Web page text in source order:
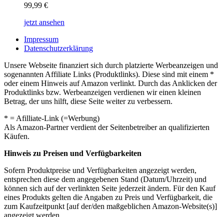
99,99 €
jetzt ansehen
Impressum
Datenschutzerklärung
Unsere Webseite finanziert sich durch platzierte Werbeanzeigen und
sogenannten Affiliate Links (Produktlinks). Diese sind mit einem *
oder einem Hinweis auf Amazon verlinkt. Durch das Anklicken der
Produktlinks bzw. Werbeanzeigen verdienen wir einen kleinen
Betrag, der uns hilft, diese Seite weiter zu verbessern.
* = Afilliate-Link (=Werbung)
Als Amazon-Partner verdient der Seitenbetreiber an qualifizierten
Käufen.
Hinweis zu Preisen und Verfügbarkeiten
Sofern Produktpreise und Verfügbarkeiten angezeigt werden,
entsprechen diese dem angegebenen Stand (Datum/Uhrzeit) und
können sich auf der verlinkten Seite jederzeit ändern. Für den Kauf
eines Produkts gelten die Angaben zu Preis und Verfügbarkeit, die
zum Kaufzeitpunkt [auf der/den maßgeblichen Amazon-Website(s)]